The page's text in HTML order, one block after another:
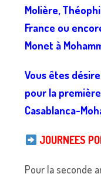
Molière,
France ou
Monet à
Vous êtes
pour la
Casablanca-
JOURNEES
Pour la seconde